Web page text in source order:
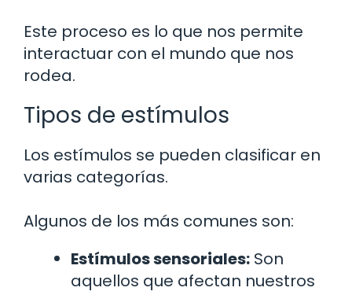
Este proceso es lo que nos permite
interactuar con el mundo que nos
rodea.
Tipos de estímulos
Los estímulos se pueden clasificar en
varias categorías.
Algunos de los más comunes son:
Estímulos sensoriales: Son
aquellos que afectan nuestros